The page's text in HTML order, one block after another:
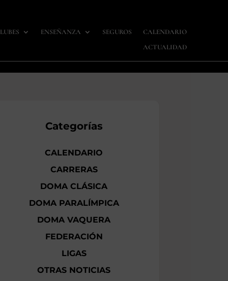
ENSEÑANZA SEGUROS
CALENDARIO
ACTUALIDAD
Categorías
CALENDARIO
CARRERAS
DOMA CLÁSICA
DOMA PARALÍMPICA
DOMA VAQUERA
FEDERACIÓN
LIGAS
OTRAS NOTICIAS